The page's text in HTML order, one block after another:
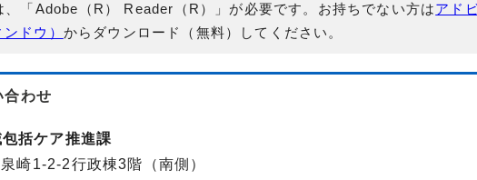
「Adobe（R） Reader（R）」が必要です。お持ちでない方はアド
ドウ） からダウンロード（無料）してください。
合わせ
括ケア推進課
崎1-2-2行政棟3階（南側）